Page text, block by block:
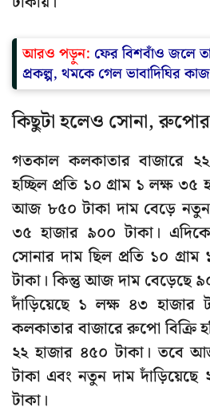
আরও পড়ুন: ফের বিশবাঁও জলে
প্রকল্প, থমকে গেল ভাবাদিঘির কাজ
কিছুটা হলেও সোনা,
গতকাল কলকাতার বাজারে ২২
হচ্ছিল প্রতি ১০ গ্রাম ১ লক্ষ
আজ ৮৫০ টাকা দাম বেড়ে নতুন
৩৫ হাজার ৯০০ টাকা।
সোনার দাম ছিল প্রতি ১০
টাকা। কিন্তু আজ দাম বেড়েছে
দাঁড়িয়েছে ১ লক্ষ ৪৩ হাজার
কলকাতার বাজারে রুপো বিক্রি
২২ হাজার ৪৫০ টাকা। তবে
টাকা এবং নতুন দাম
টাকা।